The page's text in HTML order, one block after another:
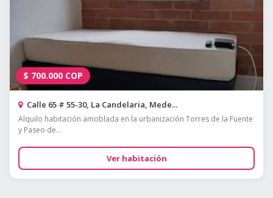
$ 700.000 COP
Calle 65 # 55-30, La Candelaria, Mede...
Alquilo habitación amoblada en la urbanización Torres de la Fuente
y Paseo de...
Ver habitación